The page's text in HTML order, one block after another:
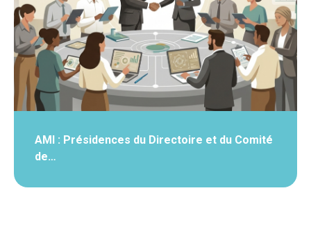
AMI : Présidences du Directoire et du Comité
de…